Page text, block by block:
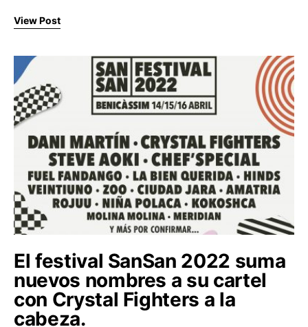
View Post
El festival SanSan 2022 suma
nuevos nombres a su cartel
con Crystal Fighters a la
cabeza.